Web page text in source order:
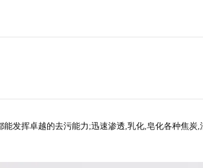
能发挥卓越的去污能力;迅速渗透,乳化,皂化各种焦